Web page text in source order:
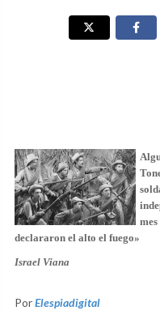
declararon el alto el fuego»
Israel Viana
PorElespiadigital